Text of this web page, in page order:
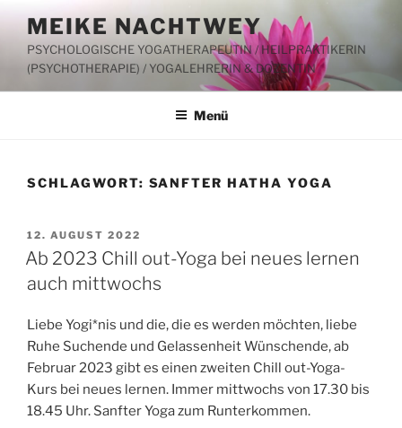
Inhalt
springen
MEIKE NACHTWEY
PSYCHOLOGISCHE YOGATHERAPEUTIN / HEILPRAKTIKERIN
(PSYCHOTHERAPIE) / YOGALEHRERIN & DOZENTIN
Menü
SCHLAGWORT: SANFTER HATHA YOGA
VERÖFFENTLICHT
AM
12. AUGUST 2022
Ab 2023 Chill out-Yoga bei neues lernen
auch mittwochs
Liebe Yogi*nis und die, die es werden möchten, liebe
Ruhe Suchende und Gelassenheit Wünschende, ab
Februar 2023 gibt es einen zweiten Chill out-Yoga-
Kurs bei neues lernen. Immer mittwochs von 17.30 bis
18.45 Uhr. Sanfter Yoga zum Runterkommen.